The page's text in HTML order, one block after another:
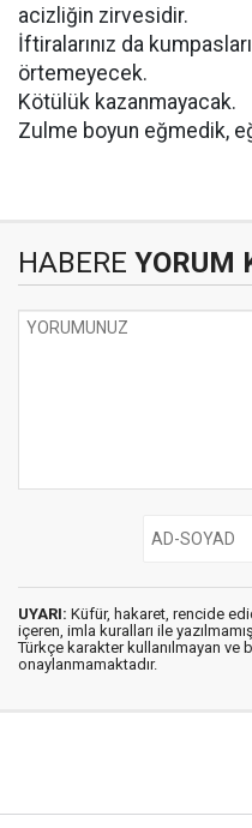
acizliğin zirvesidir.
İftiralarınız da
örtemeyecek.
Kötülük kazanmayacak.
Zulme boyun eğmedik,
HABERE YORUM
UYARI: Küfür, hakaret, rencide
içeren, imla kuralları ile
Türkçe karakter kullanılmayan ve
onaylanmamaktadır.